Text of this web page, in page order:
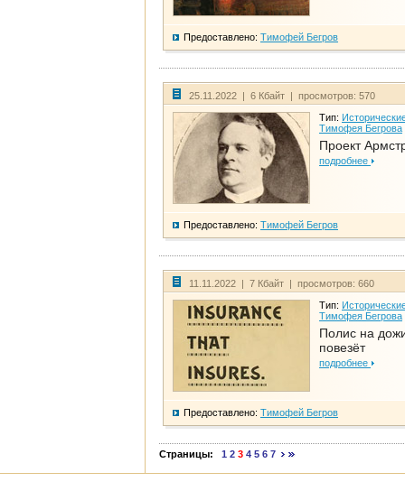
Предоставлено: Тимофей Бегров
25.11.2022 | 6 Кбайт | просмотров: 570
Тип:
Тимофея Бегрова
Проект
подробнее
Предоставлено: Тимофей Бегров
11.11.2022 | 7 Кбайт | просмотров: 660
Тип:
Тимофея Бегрова
Полис на
повезёт
подробнее
Предоставлено: Тимофей Бегров
Страницы: 1 2 3 4 5 6 7